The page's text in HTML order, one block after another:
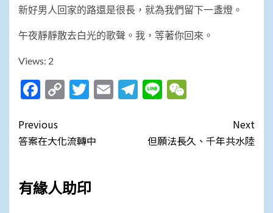
新好男人回家的路還是很長，就為我們留下一盞燈。
午夜靜靜散去白光的歌聲。我，等著你回來。
Views: 2
Facebook
CopyTwitter
EmailTelegram
Line
Post
navigation
Previous
答案在大化流轉中
Next
但願法長久、千年共水陸
有緣人助印